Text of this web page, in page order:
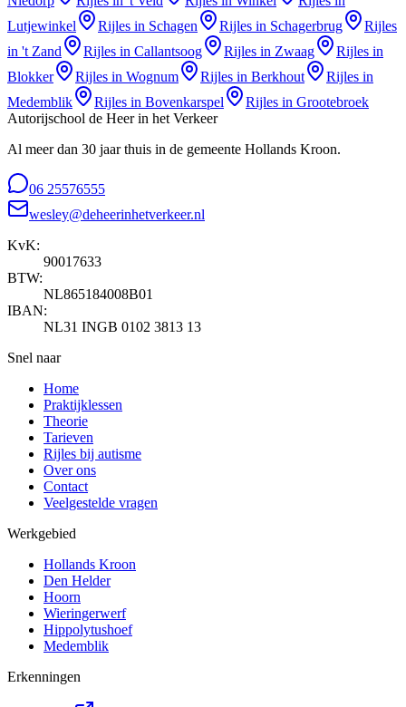
Lutjewinkel
Rijles in Schagen Rijles in Schagerbrug
Rijles
in 't Zand Rijles in Callantsoog Rijles in Zwaag
Rijles in
Blokker
Rijles in Wognum Rijles in Berkhout
Rijles in
Medemblik
Rijles in Bovenkarspel Rijles in Grootebroek
Autorijschool de Heer in het Verkeer
Al meer dan 30 jaar thuis in de gemeente Hollands Kroon.
06 25576555
wesley@deheerinhetverkeer.nl
KvK:
90017633
BTW:
NL865184008B01
IBAN:
NL31 INGB 0102 3813 13
Snel naar
Home
Praktijklessen
Theorie
Tarieven
Rijles bij autisme
Over ons
Contact
Veelgestelde vragen
Werkgebied
Hollands Kroon
Den Helder
Hoorn
Wieringerwerf
Hippolytushoef
Medemblik
Erkenningen